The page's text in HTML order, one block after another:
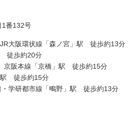
1番132号
大阪環状線「森ノ宮」駅 徒歩約13分
徒歩約20分
京阪本線「京橋」駅 徒歩約15分
駅 徒歩約15分
学研都市線「鴫野」駅 徒歩約13分